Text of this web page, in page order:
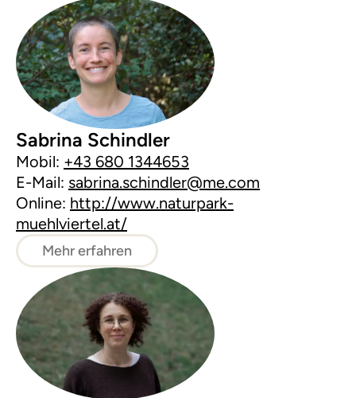
Sabrina Schindler
Mobil: +43 680 1344653
E-Mail: sabrina.schindler@me.com
Online: http://www.naturpark-
muehlviertel.at/
Mehr erfahren